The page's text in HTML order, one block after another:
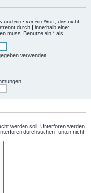
und ein - vor ein Wort, das nicht
durch | innerhalb einer
muss. Benutze ein * als
verwenden
werden soll. Unterforen werden
durchsuchen“ unten nicht